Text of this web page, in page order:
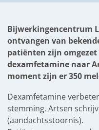
Bijwerkingencentrum
ontvangen van
patiënten zijn
dexamfetamine naar
moment zijn er 350
Dexamfetamine
stemming. Artsen
(aandachtsstoornis).